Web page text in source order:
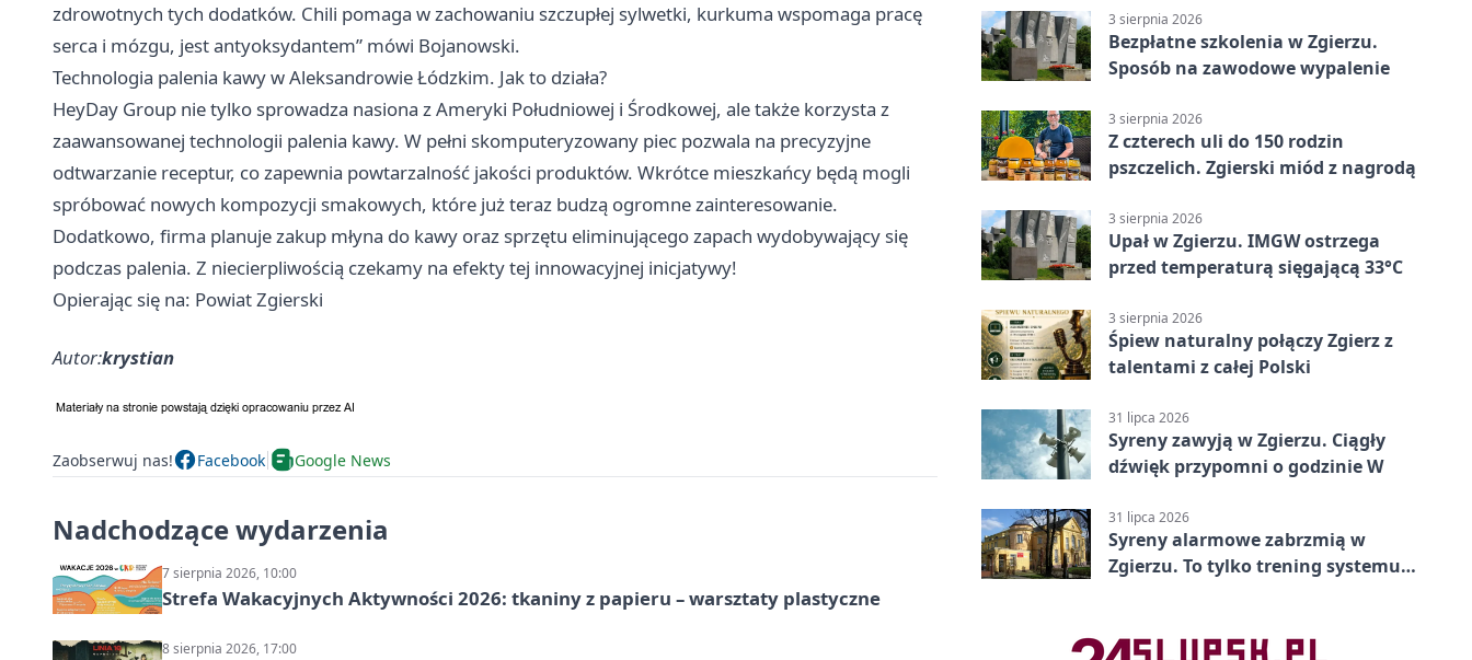
zdrowotnych tych dodatków. Chili pomaga w zachowaniu szczupłej sylwetki, kurkuma wspomaga pracę
serca i mózgu, jest antyoksydantem” mówi Bojanowski.
Technologia palenia kawy w Aleksandrowie Łódzkim. Jak to działa?
HeyDay Group nie tylko sprowadza nasiona z Ameryki Południowej i Środkowej, ale także korzysta z
zaawansowanej technologii palenia kawy. W pełni skomputeryzowany piec pozwala na precyzyjne
odtwarzanie receptur, co zapewnia powtarzalność jakości produktów. Wkrótce mieszkańcy będą mogli
spróbować nowych kompozycji smakowych, które już teraz budzą ogromne zainteresowanie.
Dodatkowo, firma planuje zakup młyna do kawy oraz sprzętu eliminującego zapach wydobywający się
podczas palenia. Z niecierpliwością czekamy na efekty tej innowacyjnej inicjatywy!
Opierając się na: Powiat Zgierski
Autor:krystian
Zaobserwuj nas! Facebook Google News
Nadchodzące wydarzenia
7 sierpnia 2026, 10:00
Strefa Wakacyjnych Aktywności 2026: tkaniny z papieru – warsztaty plastyczne
8 sierpnia 2026, 17:00
3 sierpnia 2026
Bezpłatne szkolenia w Zgierzu.
Sposób na zawodowe wypalenie
3 sierpnia 2026
Z czterech uli do 150 rodzin
pszczelich. Zgierski miód z nagrodą
3 sierpnia 2026
Upał w Zgierzu. IMGW ostrzega
przed temperaturą sięgającą 33°C
3 sierpnia 2026
Śpiew naturalny połączy Zgierz z
talentami z całej Polski
31 lipca 2026
Syreny zawyją w Zgierzu. Ciągły
dźwięk przypomni o godzinie W
31 lipca 2026
Syreny alarmowe zabrzmią w
Zgierzu. To tylko trening systemu